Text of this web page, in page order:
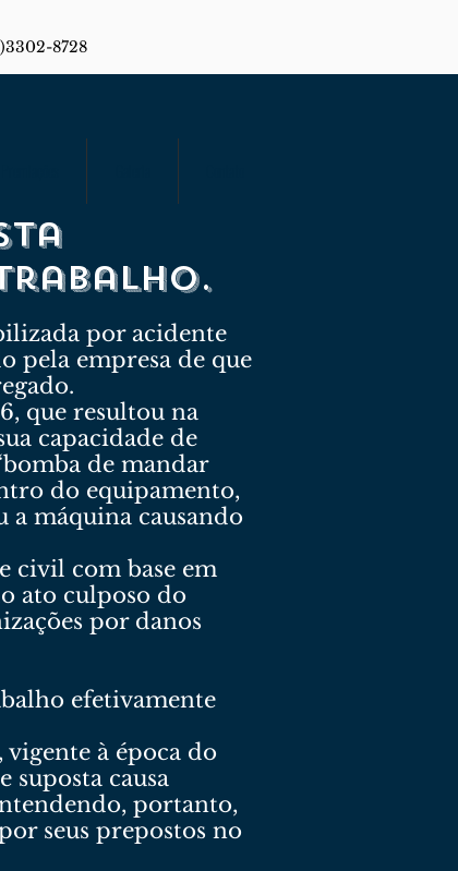
8728
por acidente
pela empresa de que
que resultou na
capacidade de
de mandar
do equipamento,
a máquina causando
civil com base em
ato culposo do
por danos
efetivamente
à época do
suposta causa
portanto,
seus prepostos no